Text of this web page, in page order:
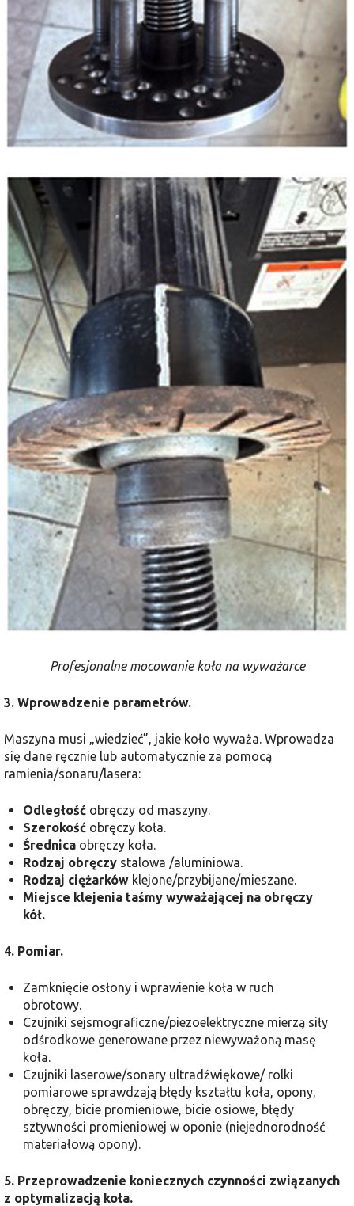
Profesjonalne mocowanie koła na wyważarce
3. Wprowadzenie parametrów.
Maszyna musi „wiedzieć”, jakie koło wyważa. Wprowadza
się dane ręcznie lub automatycznie za pomocą
ramienia/sonaru/lasera:
Odległość obręczy od maszyny.
Szerokość obręczy koła.
Średnica obręczy koła.
Rodzaj obręczy stalowa /aluminiowa.
Rodzaj ciężarków klejone/przybijane/mieszane.
Miejsce klejenia taśmy wyważającej na obręczy
kół.
4. Pomiar.
Zamknięcie osłony i wprawienie koła w ruch
obrotowy.
Czujniki sejsmograficzne/piezoelektryczne mierzą siły
odśrodkowe generowane przez niewyważoną masę
koła.
Czujniki laserowe/sonary ultradźwiękowe/ rolki
pomiarowe sprawdzają błędy kształtu koła, opony,
obręczy, bicie promieniowe, bicie osiowe, błędy
sztywności promieniowej w oponie (niejednorodność
materiałową opony).
5. Przeprowadzenie koniecznych czynności związanych
z optymalizacją koła.